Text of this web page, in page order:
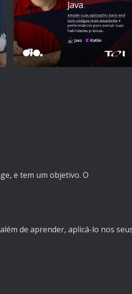
e tem um objetivo. O
de aprender, aplicá-lo nos